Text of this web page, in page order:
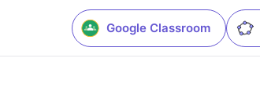
Google Classroom